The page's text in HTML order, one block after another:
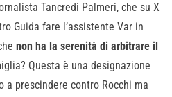
Tancredi Palmeri, che su X
Guida fare l’assistente Var in
non ha la serenità di arbitrare il
Questa è una designazione
prescindere contro Rocchi ma